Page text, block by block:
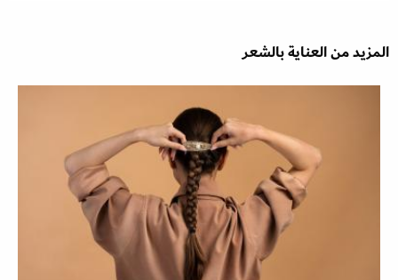
المزيد من العناية بالشعر